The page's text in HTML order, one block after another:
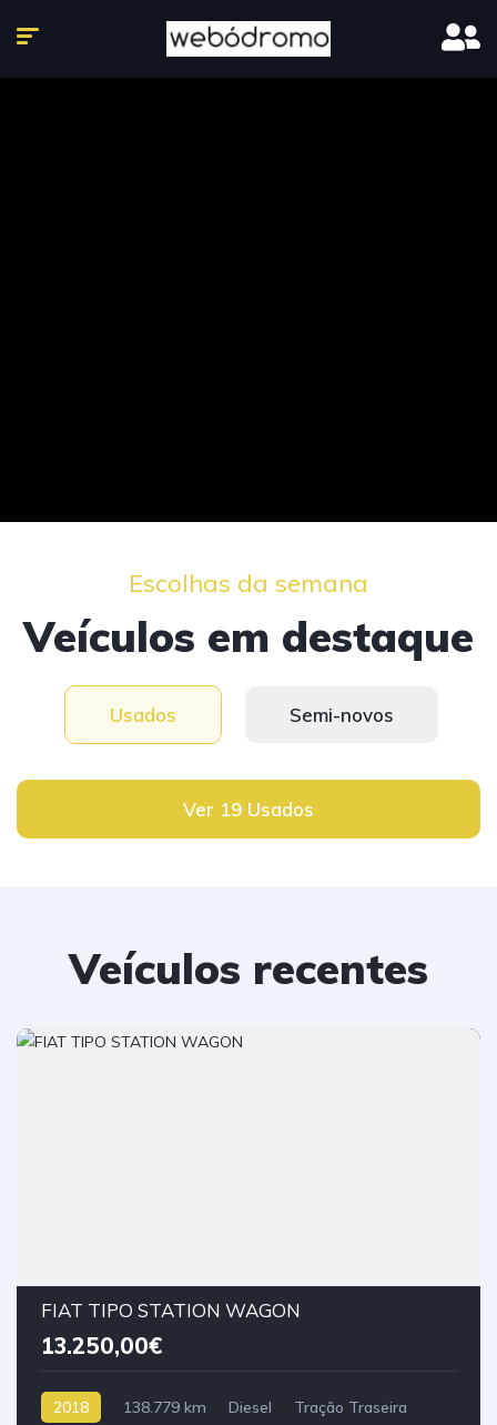
Escolhas da semana
Veículos em destaque
Usados Semi-novos
Ver 19 Usados
Veículos recentes
FIAT TIPO STATION WAGON
13.250,00€
2018 138.779 km Diesel Tração Traseira